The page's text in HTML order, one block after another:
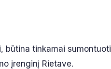
būtina tinkamai sumontuoti
įrenginį Rietave.